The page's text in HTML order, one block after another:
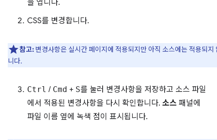
을 엽니다.
CSS를 변경합니다.
참고: 변경사항은 실시간 페이지에 적용되지만 아직 소스에는 적용되지
니다.
Ctrl / Cmd + S를 눌러 변경사항을 저장하고 소스 파일
에서 적용된 변경사항을 다시 확인합니다. 소스 패널에
파일 이름 옆에 녹색 점이 표시됩니다.